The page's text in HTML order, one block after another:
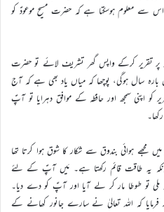
معلوم ہوسکتا ہے کہ حضرت مسیح موعودؑ کو
پر تقریر کرکے واپس گھر تشریف لائے تو حضرت
سال ہوگی، پوچھا کہ میاں یاد بھی ہے کہ آج
اپنی سمجھ اور حافظہ کے موافق دہرایا تو آپؑ
مجھے ہوائی بندوق سے شکار کا شوق ہوا کرتا تھا
یہ طاقت قائم رکھتا ہے۔ مَیں آپؑ کے لئے
نہ ملی تو طوطا مار کر لے آیا اور آپؑ کو دے دیا۔
کہ اللہ تعالیٰ نے سارے جانور کھانے کے